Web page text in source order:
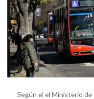
Según el el Ministerio